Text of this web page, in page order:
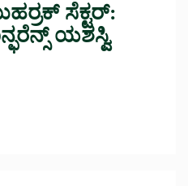
ಸೆಕ್ಟರ್:
ಯಶಸ್ವಿ